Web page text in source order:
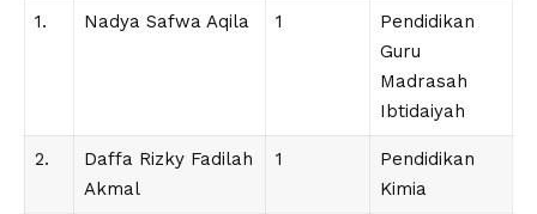
1. Nadya Safwa Aqila 1
Pendidikan
Guru
Madrasah
Ibtidaiyah
2.
Daffa Rizky Fadilah
Akmal
1
Pendidikan
Kimia